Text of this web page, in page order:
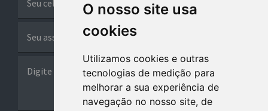
O nosso site usa
cookies
Utilizamos cookies e outras
tecnologias de medição para
melhorar a sua experiência de
navegação no nosso site, de